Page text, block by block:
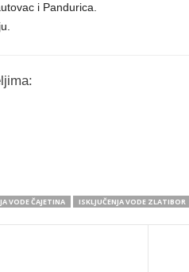
i Pandurica.
VODE ČAJETINA ISKLJUČENJA VODE ZLATIBOR